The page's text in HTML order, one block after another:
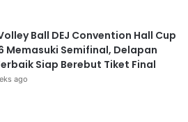
Ball DEJ Convention Hall Cup
Memasuki Semifinal, Delapan
Siap Berebut Tiket Final
ago